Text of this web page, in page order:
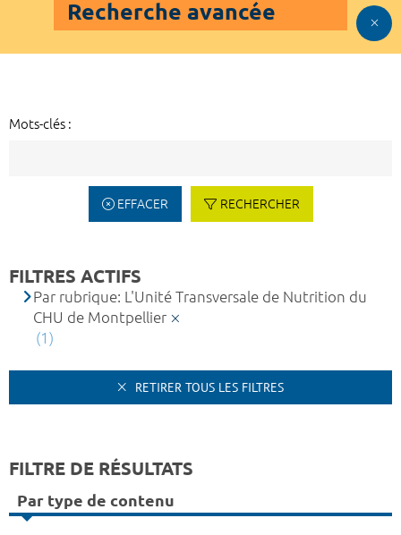
Recherche avancée
Mots-clés :
EFFACER RECHERCHER
FILTRES ACTIFS
Par rubrique: L'Unité Transversale de Nutrition du
CHU de Montpellier
(1)
RETIRER TOUS LES FILTRES
FILTRE DE RÉSULTATS
Par type de contenu